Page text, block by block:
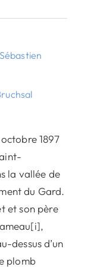
1897
la vallée de
du Gard.
et son père
dessus d’un
plomb